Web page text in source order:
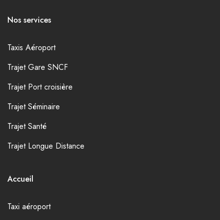
Nos services
Taxis Aéroport
Trajet Gare SNCF
Trajet Port croisière
Trajet Séminaire
Trajet Santé
Trajet Longue Distance
Accueil
Taxi aéroport